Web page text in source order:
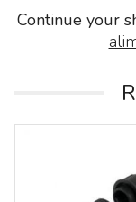
Continue your